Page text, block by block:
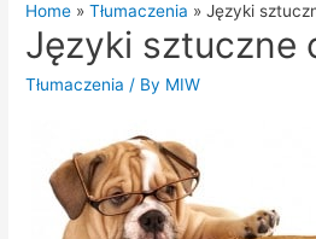
Home Tłumaczenia Języki
Języki sztuczne
Tłumaczenia / By MIW